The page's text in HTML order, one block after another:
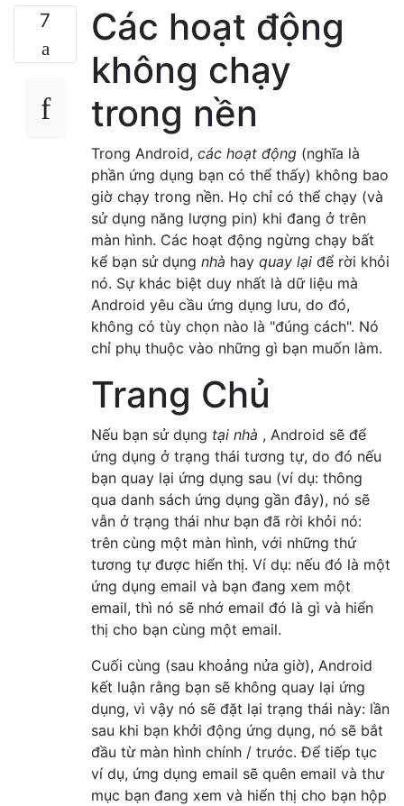
7
Các hoạt động
không chạy
trong nền
Trong Android, các hoạt động (nghĩa là
phần ứng dụng bạn có thể thấy) không bao
giờ chạy trong nền. Họ chỉ có thể chạy (và
sử dụng năng lượng pin) khi đang ở trên
màn hình. Các hoạt động ngừng chạy bất
kể bạn sử dụng nhà hay quay lại để rời khỏi
nó. Sự khác biệt duy nhất là dữ liệu mà
Android yêu cầu ứng dụng lưu, do đó,
không có tùy chọn nào là "đúng cách". Nó
chỉ phụ thuộc vào những gì bạn muốn làm.
Trang Chủ
Nếu bạn sử dụng tại nhà , Android sẽ để
ứng dụng ở trạng thái tương tự, do đó nếu
bạn quay lại ứng dụng sau (ví dụ: thông
qua danh sách ứng dụng gần đây), nó sẽ
vẫn ở trạng thái như bạn đã rời khỏi nó:
trên cùng một màn hình, với những thứ
tương tự được hiển thị. Ví dụ: nếu đó là một
ứng dụng email và bạn đang xem một
email, thì nó sẽ nhớ email đó là gì và hiển
thị cho bạn cùng một email.
Cuối cùng (sau khoảng nửa giờ), Android
kết luận rằng bạn sẽ không quay lại ứng
dụng, vì vậy nó sẽ đặt lại trạng thái này: lần
sau khi bạn khởi động ứng dụng, nó sẽ bắt
đầu từ màn hình chính / trước. Để tiếp tục
ví dụ, ứng dụng email sẽ quên email và thư
mục bạn đang xem và hiển thị cho bạn hộp